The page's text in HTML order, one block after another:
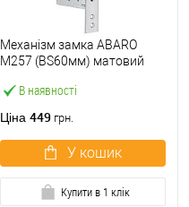
В наявності
Механізм замка ABARO
M257 (BS60мм) матовий
Ціна 449 грн.
У кошик
Купити в 1 клік